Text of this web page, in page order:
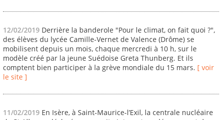
12/02/2019 Derrière la banderole "Pour le climat, on fait quoi ?",
des élèves du lycée Camille-Vernet de Valence (Drôme) se
mobilisent depuis un mois, chaque mercredi à 10 h, sur le
modèle créé par la jeune Suédoise Greta Thunberg. Et ils
comptent bien participer à la grève mondiale du 15 mars. [ voir
le site ]
11/02/2019 En Isère, à Saint-Maurice-l’Exil, la centrale nucléaire